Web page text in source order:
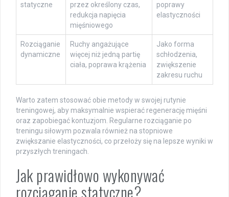
statyczne
przez określony czas,
redukcja napięcia
mięśniowego
poprawy
elastyczności
Rozciąganie
dynamiczne
Ruchy angażujące
więcej niż jedną partię
ciała, poprawa krążenia
Jako forma
schłodzenia,
zwiększenie
zakresu ruchu
Warto zatem stosować obie metody w swojej rutynie
treningowej, aby maksymalnie wspierać regenerację mięśni
oraz zapobiegać kontuzjom. Regularne rozciąganie po
treningu siłowym pozwala również na stopniowe
zwiększanie elastyczności, co przełoży się na lepsze wyniki w
przyszłych treningach.
Jak prawidłowo wykonywać
rozciąganie statyczne?